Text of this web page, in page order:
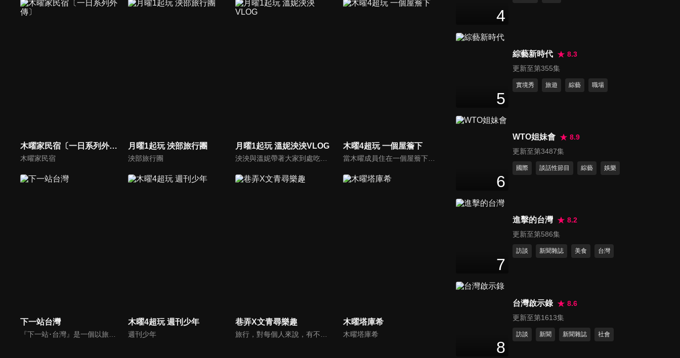
木曜家民宿〔一日系列外傳〕
木曜家民宿
月曜1起玩 泱部旅行團
泱部旅行團
月曜1起玩 溫妮泱泱VLOG 木曜4超玩 一個屋簷下
當木曜成員住在一個屋簷下時，會產生什麼火花呢？
下一站台灣
『下一站･台灣』是一個以旅行台灣為主的旅遊節目。內容是以外國人的角度深入的了解台灣，而每一集的節目內容也和以往的旅遊節目有所區隔，是以主題式旅遊為節目主軸，例如：「溫泉之旅」、「鐵道漫遊」、「台灣老味道」等。主持人吳鳳還會以用「單口相聲」來做註解，成為「下一站･台灣」的節目特色。
木曜4超玩 週刊少年
週刊少年
巷弄X文青尋樂趣
旅行，對每個人來說，有不一樣的意義。近年「文化創意產業」興起，使文創成為顯學；與傳統的消費風格相比， 文創消費更強調的是個人風格與品味，旅遊的本質就是生活與文化，有別於傳統旅遊，融入文化元素的「文創旅行」，更能以創新、精緻的玩法，帶領大家體驗不同的生活方式。
木曜塔庫希
木曜塔庫希
MAN起來
30
第16集 身心靈美食藝術饗宴
30分鐘
第18集 私藏中台灣 初戀般的祕
第19集 旅行中台灣 私房樂活之
30分鐘
4
5
綜藝新時代
8.3
更新至第355集
實境秀 旅遊 綜藝 職場
6
WTO姐妹會
8.9
更新至第3487集
國際 談話性節目 綜藝 娛樂
7
進擊的台灣
8.2
更新至第586集
訪談 新聞雜誌 美食 台灣
8
台灣啟示錄
8.6
更新至第1613集
訪談 新聞 新聞雜誌 社會